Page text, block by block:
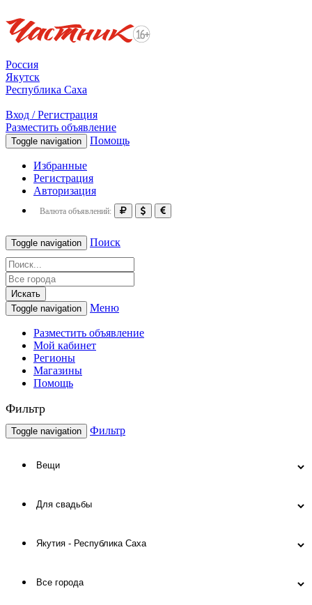
Россия
Якутск
Республика Саха
Вход / Регистрация
Разместить объявление
Toggle navigation Помощь
Избранные
Регистрация
Авторизация
Валюта объявлений:
Toggle navigation Поиск
Искать
Toggle navigation
Меню
Разместить объявление
Мой кабинет
Регионы
Магазины
Помощь
Фильтр
Toggle navigation Фильтр